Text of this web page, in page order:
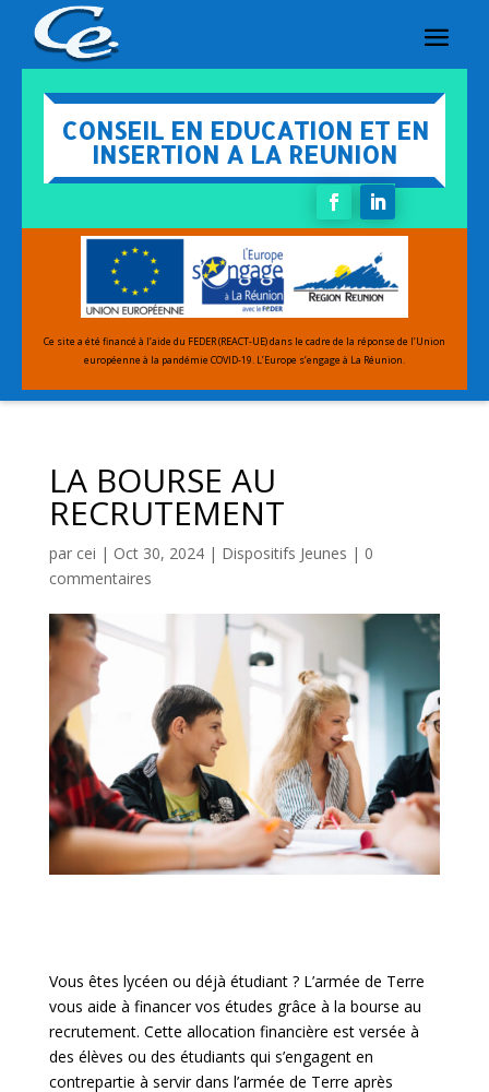
CONSEIL EN EDUCATION ET EN
INSERTION A LA REUNION
Ce site a été financé à l’aide du FEDER (REACT-UE) dans le cadre de la réponse de l’Union
européenne à la pandémie COVID-19. L’Europe s’engage à La Réunion.
LA BOURSE AU
RECRUTEMENT
par cei | Oct 30, 2024| Dispositifs Jeunes | 0
commentaires
Vous êtes lycéen ou déjà étudiant ? L’armée de Terre
vous aide à financer vos études grâce à la bourse au
recrutement. Cette allocation financière est versée à
des élèves ou des étudiants qui s’engagent en
contrepartie à servir dans l’armée de Terre après